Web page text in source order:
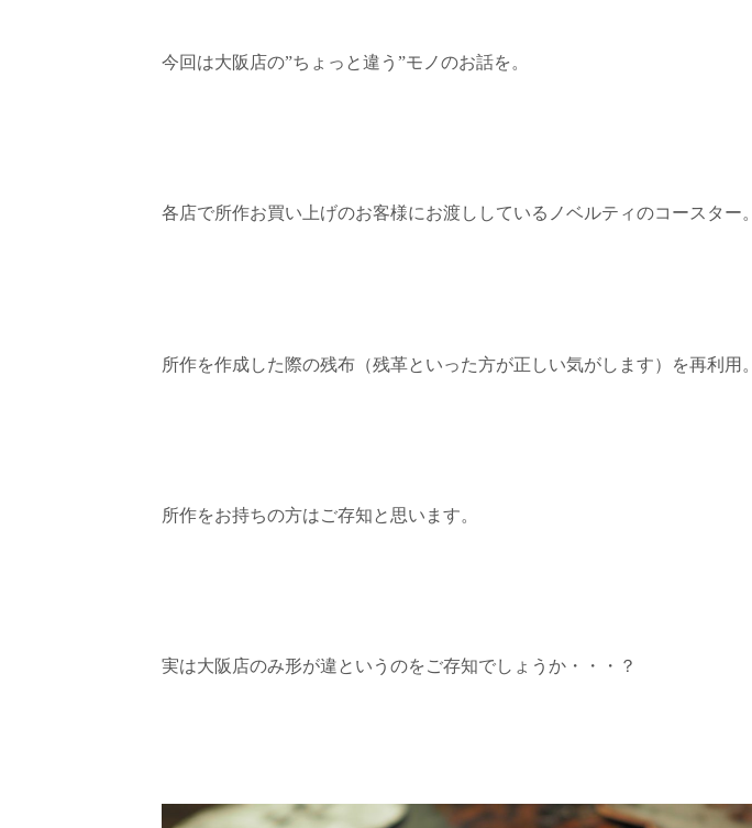
今回は大阪店の”ちょっと違う”モノのお話を。
各店で所作お買い上げのお客様にお渡ししているノベルティのコースター。
所作を作成した際の残布（残革といった方が正しい気がします）を再利用。
所作をお持ちの方はご存知と思います。
実は大阪店のみ形が違というのをご存知でしょうか・・・？